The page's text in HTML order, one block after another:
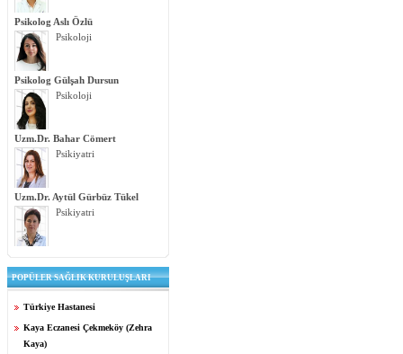
Psikolog Aslı Özlü
Psikoloji
Psikolog Gülşah Dursun
Psikoloji
Uzm.Dr. Bahar Cömert
Psikiyatri
Uzm.Dr. Aytül Gürbüz Tükel
Psikiyatri
POPÜLER SAĞLIK KURULUŞLARI
Türkiye Hastanesi
Kaya Eczanesi Çekmeköy (Zehra
Kaya)